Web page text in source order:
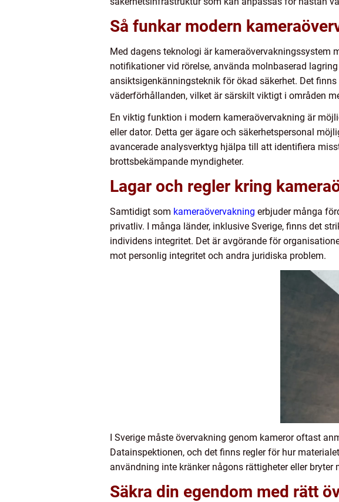
Så funkar modern
Med dagens teknologi är kameraövervakningssystem
notifikationer vid rörelse, använda molnbaserad
ansiktsigenkänningsteknik för ökad säkerhet. Det
väderförhållanden, vilket är särskilt viktigt i områden
En viktig funktion i modern kameraövervakning är
eller dator. Detta ger ägare och säkerhetspersonal
avancerade analysverktyg hjälpa till att identifiera
brottsbekämpande myndigheter.
Lagar och regler kring
Samtidigt som kameraövervakning erbjuder många
privatliv. I många länder, inklusive Sverige, finns det
individens integritet. Det är avgörande för
mot personlig integritet och andra juridiska problem.
I Sverige måste övervakning genom kameror oftast
Datainspektionen, och det finns regler för hur
användning inte kränker någons rättigheter eller
Säkra din egendom med rätt